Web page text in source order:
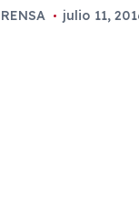
julio 11,